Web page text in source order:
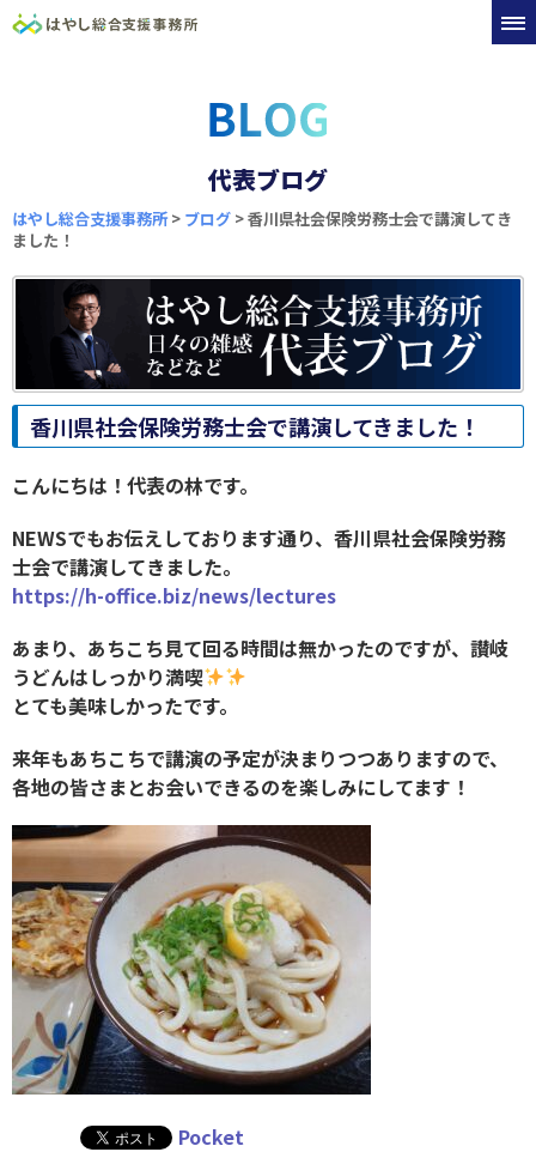
代表ブログ
はやし総合支援事務所> ブログ >香川県社会保険労務士会で講演してき
ました！
香川県社会保険労務士会で講演してきました！
こんにちは！代表の林です。
NEWSでもお伝えしております通り、香川県社会保険労務
士会で講演してきました。
https://h-office.biz/news/lectures
あまり、あちこち見て回る時間は無かったのですが、讃岐
うどんはしっかり満喫
とても美味しかったです。
来年もあちこちで講演の予定が決まりつつありますので、
各地の皆さまとお会いできるのを楽しみにしてます！
Pocket